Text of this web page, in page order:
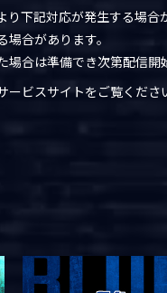
り下記対応が発生する場合
合があります。
場合は準備でき次第配信開
ビスサイトをご覧くださ